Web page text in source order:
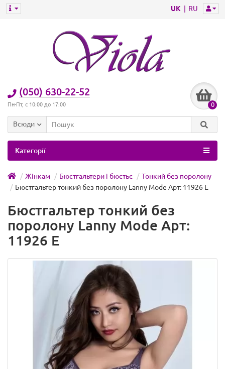
UK RU
(050) 630-22-52
Пн-Пт, с 10:00 до 17:00 0
Всюди
Категорії
Жінкам Бюстгальтери і бюстьє
Тонкий без поролону
Бюстгальтер тонкий без поролону Lanny Mode Арт: 11926 E
Бюстгальтер тонкий без
поролону Lanny Mode Арт:
11926 E